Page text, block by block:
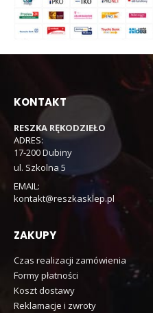
KONTAKT
RESZKA RĘKODZIEŁO
ADRES:
17-200 Dubiny
ul. Szkolna 5
EMAIL:
kontakt@reszkasklep.pl
ZAKUPY
Czas realizacji zamówienia
Formy płatności
Koszt dostawy
Reklamacje i zwroty